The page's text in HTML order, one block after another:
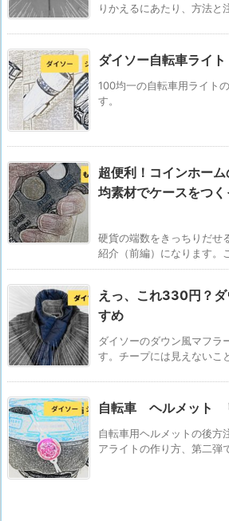
りかえるにあたり、方法と
ダイソー自転車ライ
100均一の自転車用ライト
す。
超便利！コインホー
均素材でケースをつく
硬貨の端数をきっちりだせ
紹介（前編）になります。
えっ、これ330円？
すめ
ダイソーのダウン風マフラ
す。チープには見えないこ
自転車 ヘルメット
自転車用ヘルメットの後方
アライトの作り方、第二弾